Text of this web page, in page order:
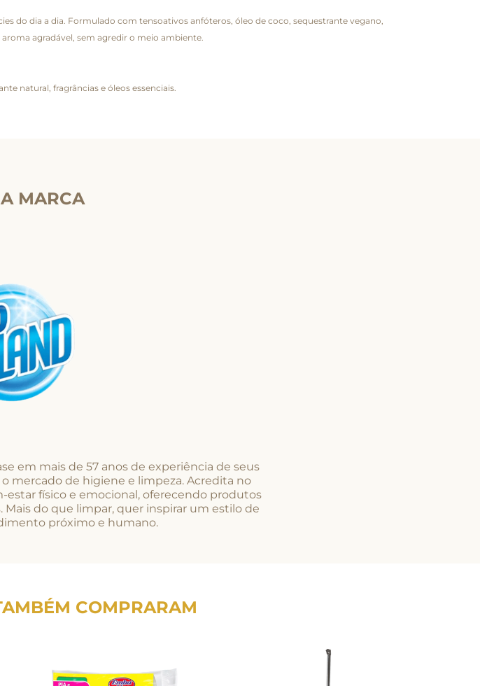
do dia a dia. Formulado com tensoativos anfóteros, óleo de coco, sequestrante vegano,
agradável, sem agredir o meio ambiente.
natural, fragrâncias e óleos essenciais.
MARCA
em mais de 57 anos de experiência de seus
mercado de higiene e limpeza. Acredita no
físico e emocional, oferecendo produtos
do que limpar, quer inspirar um estilo de
próximo e humano.
COMPRARAM